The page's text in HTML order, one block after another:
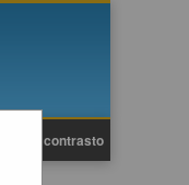
Alto contrasto